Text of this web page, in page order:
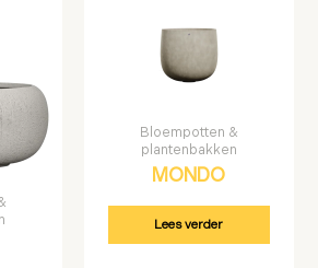
Bloempotten &
plantenbakken
MONDO
Lees verder